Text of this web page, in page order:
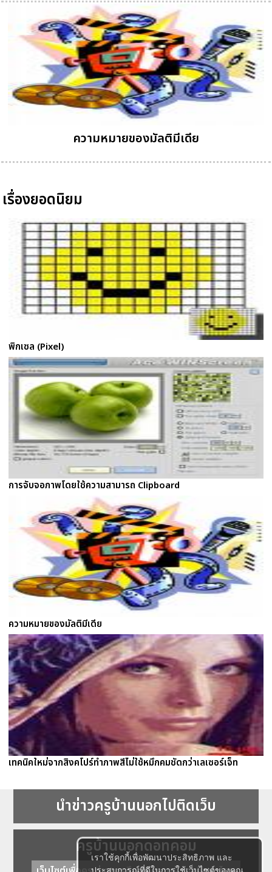
เราใช้คุกกี้เพื่อพัฒนาประสิทธิภาพ และ
ความหมายของมัลติมีเดีย
เรื่องยอดนิยม
พิกเซล (Pixel)
การจับจอภาพโดยใช้ความสามารถ Clipboard
ความหมายของมัลติมีเดีย
เทคนิคใหม่จากสิงคโปร์ทำภาพสีไม่ใช้หมึกคมชัดกว่าเลเซอร์เจ็ท
นำข่าวครูบ้านนอกไปติดเว็บ
ครูบ้านนอกดอทคอม